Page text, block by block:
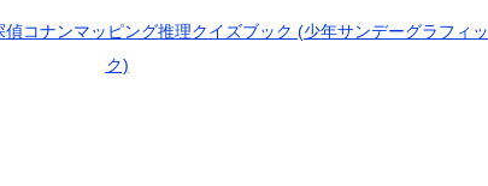
偵コナンマッピング推理クイズブック (少年サンデーグラフィッ
ク)